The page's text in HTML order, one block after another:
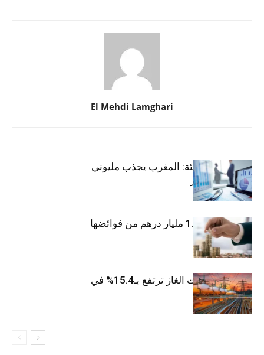
El Mehdi Lamghari
الشركات الناشئة: المغرب يجذب مليوني
دولار في يوليوز
الخزينة تودع 1.5 مليار درهم من فوائضها
المغرب: واردات الغاز ترتفع بـ15.4% في
يوليوز